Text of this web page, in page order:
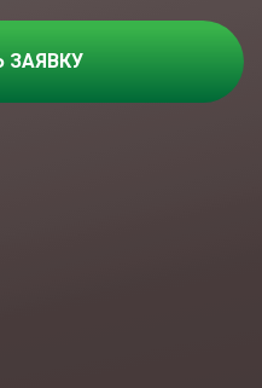
ЗАЯВКУ